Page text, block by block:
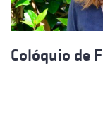
Colóquio de